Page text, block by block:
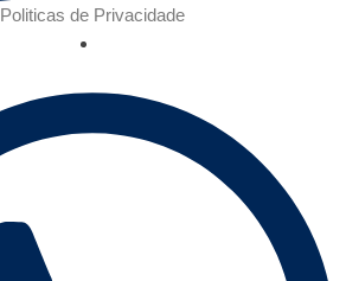
Politicas de Privacidade